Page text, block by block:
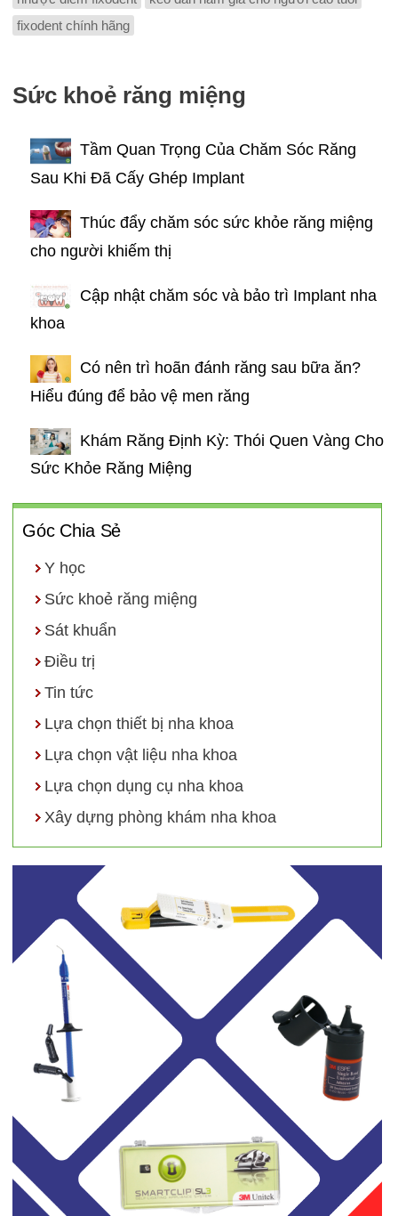
fixodent chính hãng
Sức khoẻ răng miệng
Tầm Quan Trọng Của Chăm Sóc Răng
Sau Khi Đã Cấy Ghép Implant
Thúc đẩy chăm sóc sức khỏe răng miệng
cho người khiếm thị
Cập nhật chăm sóc và bảo trì Implant nha
khoa
Có nên trì hoãn đánh răng sau bữa ăn?
Hiểu đúng để bảo vệ men răng
Khám Răng Định Kỳ: Thói Quen Vàng Cho
Sức Khỏe Răng Miệng
Góc Chia Sẻ
Y học
Sức khoẻ răng miệng
Sát khuẩn
Điều trị
Tin tức
Lựa chọn thiết bị nha khoa
Lựa chọn vật liệu nha khoa
Lựa chọn dụng cụ nha khoa
Xây dựng phòng khám nha khoa